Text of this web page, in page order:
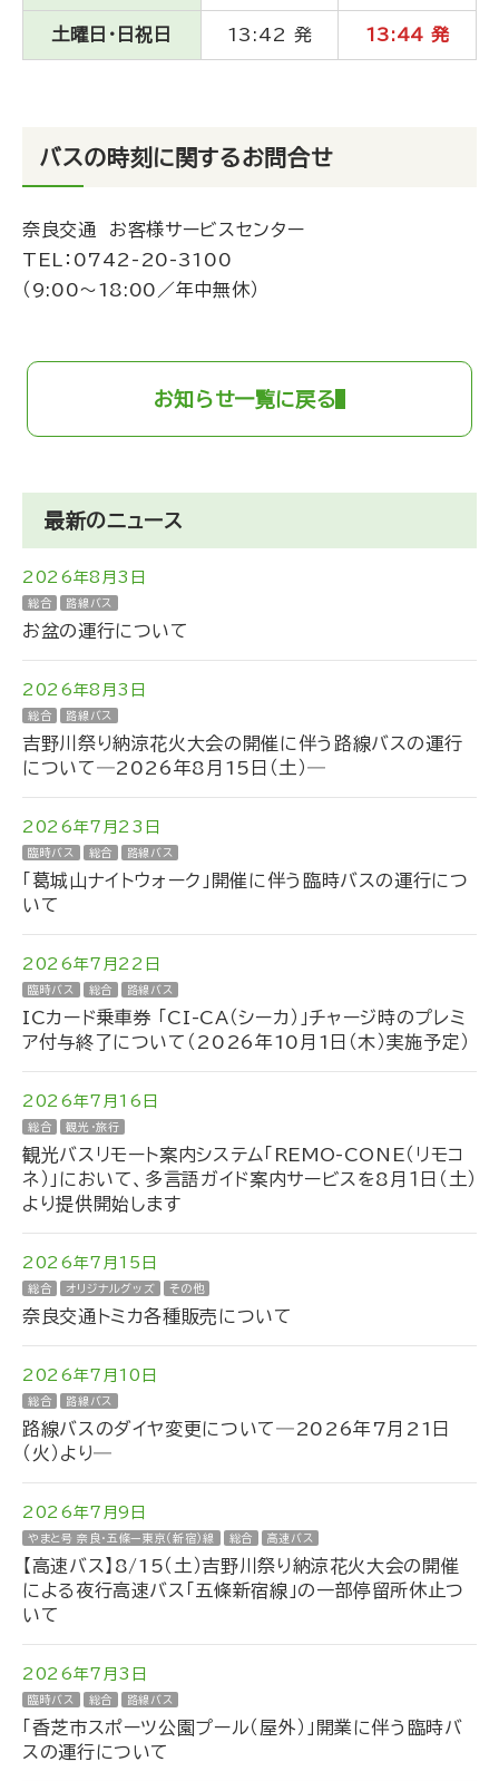
土曜日・日祝日 13:42 発 13:44 発
バスの時刻に関するお問合せ
奈良交通 お客様サービスセンター
TEL： 0742-20-3100
（9:00～18:00／年中無休）
お知らせ一覧に戻る
最新のニュース
2026年8月3日
総合 路線バス
お盆の運行について
2026年8月3日
総合 路線バス
吉野川祭り納涼花火大会の開催に伴う路線バスの運行
について―2026年8月15日（土）―
2026年7月23日
臨時バス 総合 路線バス
「葛城山ナイトウォーク」開催に伴う臨時バスの運行につ
いて
2026年7月22日
臨時バス 総合 路線バス
ICカード乗車券 「CI-CA（シーカ）」チャージ時のプレミ
ア付与終了について（2026年10月1日（木）実施予定）
2026年7月16日
総合 観光・旅行
観光バスリモート案内システム「REMO-CONE（リモコ
ネ）」において、多言語ガイド案内サービスを8月１日（土）
より提供開始します
2026年7月15日
総合 オリジナルグッズ その他
奈良交通トミカ各種販売について
2026年7月10日
総合 路線バス
路線バスのダイヤ変更について―2026年7月21日
（火）より―
2026年7月9日
やまと号 奈良・五條ー東京（新宿）線 総合 高速バス
【高速バス】8/15（土）吉野川祭り納涼花火大会の開催
による夜行高速バス「五條新宿線」の一部停留所休止つ
いて
2026年7月3日
臨時バス 総合 路線バス
「香芝市スポーツ公園プール（屋外）」開業に伴う臨時バ
スの運行について